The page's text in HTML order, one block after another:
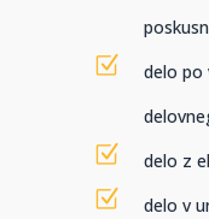
delo po
delo z
delo v